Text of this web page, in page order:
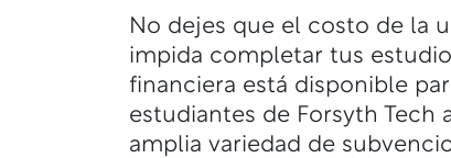
No dejes que el costo de la
impida completar tus
financiera está disponible
estudiantes de Forsyth Tech
amplia variedad de